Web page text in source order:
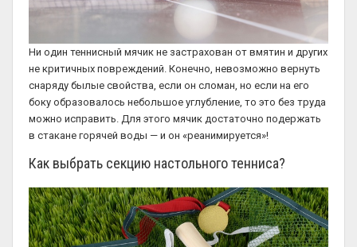
Ни один теннисный мячик не застрахован от вмятин и других
не критичных повреждений. Конечно, невозможно вернуть
снаряду былые свойства, если он сломан, но если на его
боку образовалось небольшое углубление, то это без труда
можно исправить. Для этого мячик достаточно подержать
в стакане горячей воды — и он «реанимируется»!
Как выбрать секцию настольного тенниса?